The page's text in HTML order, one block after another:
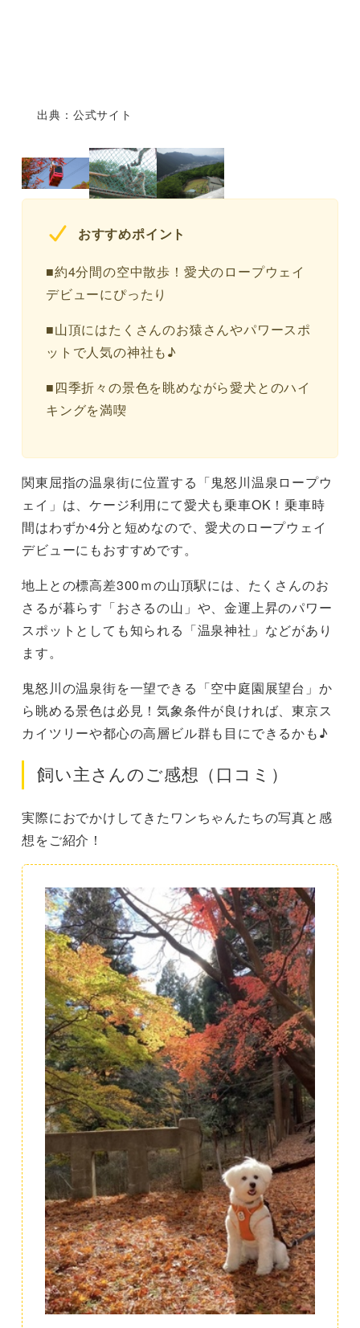
出典：公式サイト
おすすめポイント
■約4分間の空中散歩！愛犬のロープウェイ
デビューにぴったり
■山頂にはたくさんのお猿さんやパワースポ
ットで人気の神社も♪
■四季折々の景色を眺めながら愛犬とのハイ
キングを満喫
関東屈指の温泉街に位置する「鬼怒川温泉ロープウ
ェイ」は、ケージ利用にて愛犬も乗車OK！乗車時
間はわずか4分と短めなので、愛犬のロープウェイ
デビューにもおすすめです。
地上との標高差300ｍの山頂駅には、たくさんのお
さるが暮らす「おさるの山」や、金運上昇のパワー
スポットとしても知られる「温泉神社」などがあり
ます。
鬼怒川の温泉街を一望できる「空中庭園展望台」か
ら眺める景色は必見！気象条件が良ければ、東京ス
カイツリーや都心の高層ビル群も目にできるかも♪
飼い主さんのご感想（口コミ）
実際におでかけしてきたワンちゃんたちの写真と感
想をご紹介！